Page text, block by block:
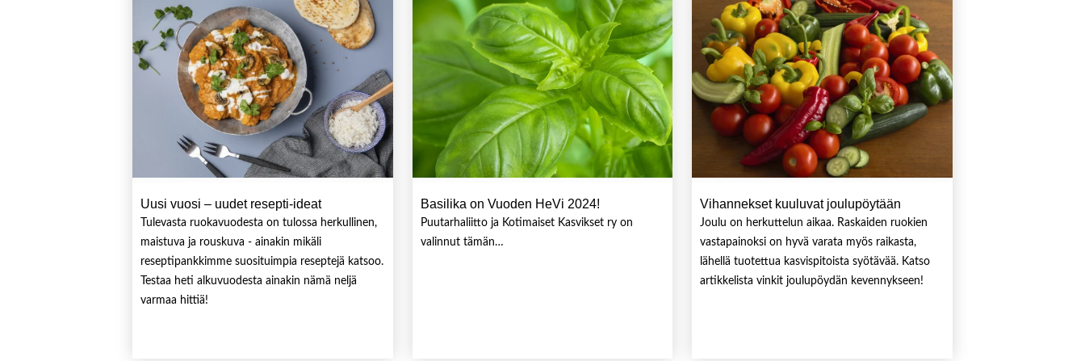
Uusi vuosi – uudet resepti-ideat
Tulevasta ruokavuodesta on tulossa herkullinen,
maistuva ja rouskuva - ainakin mikäli
reseptipankkimme suosituimpia reseptejä katsoo.
Testaa heti alkuvuodesta ainakin nämä neljä
varmaa hittiä!
Basilika on Vuoden HeVi 2024!
Puutarhaliitto ja Kotimaiset Kasvikset ry on
valinnut tämän…
Vihannekset kuuluvat joulupöytään
Joulu on herkuttelun aikaa. Raskaiden ruokien
vastapainoksi on hyvä varata myös raikasta,
lähellä tuotettua kasvispitoista syötävää. Katso
artikkelista vinkit joulupöydän kevennykseen!